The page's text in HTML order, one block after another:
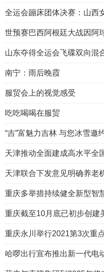
全运会蹦床团体决赛：山西
世预赛巴西阿根廷大战因阿
山东夺得全运会飞碟双向混
南宁：雨后晚霞
服贸会上的视觉感受
吃吃喝喝在服贸
“吉”富魅力吉林 与您冰雪邀
天津推动全面建成高水平全
天津联合下发意见明确养老
重庆多举措持续健全新型智
重庆截至10月底已初步创建
重庆永川举行2021第3次重
哈啰出行宣布推出新一代电